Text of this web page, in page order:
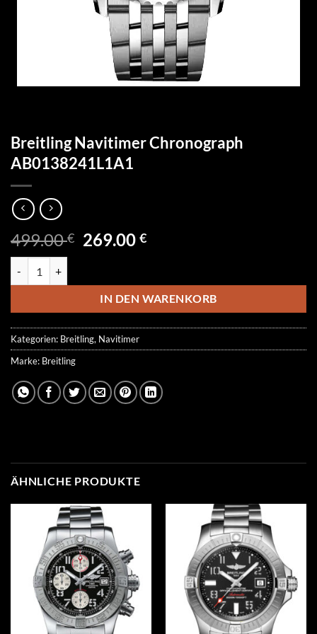
Breitling Navitimer Chronograph
AB0138241L1A1
499.00€ Ursprünglicher
499.00 €
269.00€Aktueller
269.00 €.
IN DEN WARENKORB
Kategorien: Breitling, Navitimer
Marke: Breitling
ÄHNLICHE PRODUKTE